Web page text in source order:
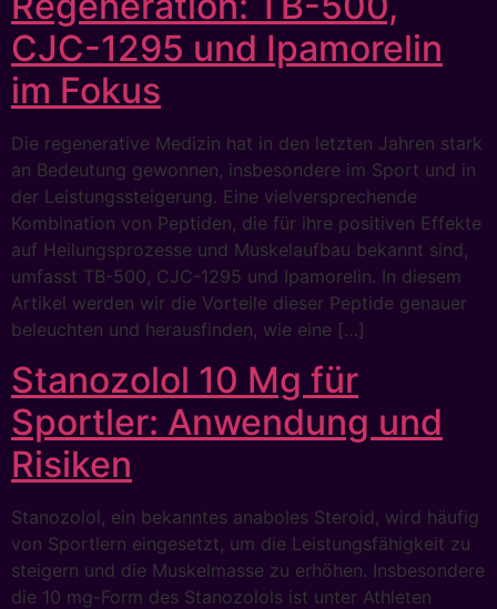
CJC-1295 und Ipamorelin
im Fokus
Die regenerative Medizin hat in den letzten Jahren stark
an Bedeutung gewonnen, insbesondere im Sport und in
der Leistungssteigerung. Eine vielversprechende
Kombination von Peptiden, die für ihre positiven Effekte
auf Heilungsprozesse und Muskelaufbau bekannt sind,
umfasst TB-500, CJC-1295 und Ipamorelin. In diesem
Artikel werden wir die Vorteile dieser Peptide genauer
beleuchten und herausfinden, wie eine […]
Stanozolol 10 Mg für
Sportler: Anwendung und
Risiken
Stanozolol, ein bekanntes anaboles Steroid, wird häufig
von Sportlern eingesetzt, um die Leistungsfähigkeit zu
steigern und die Muskelmasse zu erhöhen. Insbesondere
die 10 mg-Form des Stanozolols ist unter Athleten